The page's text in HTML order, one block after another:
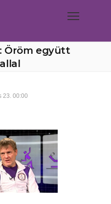
Öröm együtt
23. 00:00